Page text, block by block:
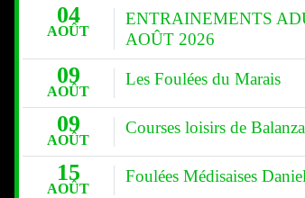
04
AOÛT
ENTRAINEMENTS
AOÛT 2026
09
AOÛT
Les Foulées du Marais
09
AOÛT
Courses loisirs de
15
AOÛT
Foulées Médisaises